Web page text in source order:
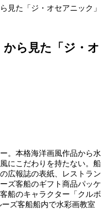
見た「ジ・オセアニック」
から見た「ジ・オ
。本格海洋画風作品から水
にこだわりを持たない。船
広報誌の表紙、レストラン
ズ客船のギフト商品パッケ
船のキャラクター「クルボ
ズ客船船内で水彩画教室